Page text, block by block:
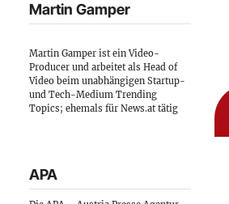
Martin Gamper
Martin Gamper ist ein Video-
Producer und arbeitet als Head of
Video beim unabhängigen Startup-
und Tech-Medium Trending
Topics; ehemals für News.at tätig
APA